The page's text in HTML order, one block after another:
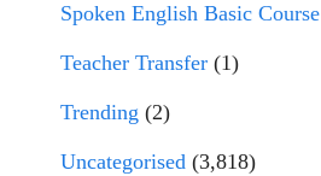
Spoken English Basic Course
Teacher Transfer (1)
Trending (2)
Uncategorised (3,818)